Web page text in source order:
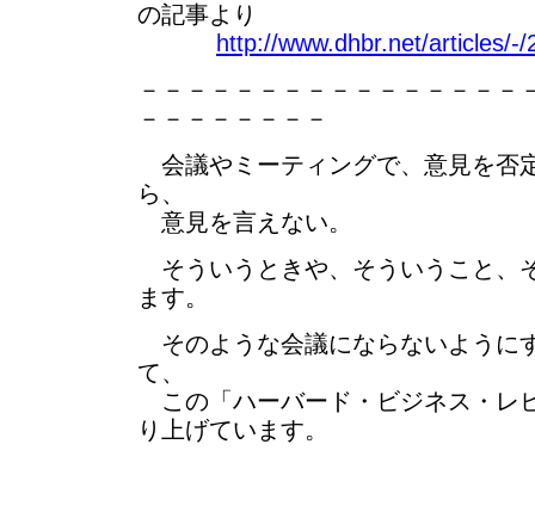
の記事より
http://www.dhbr.net/articles/-/
－－－－－－－－－－－－－－－－
－－－－－－－－
会議やミーティングで、意見を否
ら、
意見を言えない。
そういうときや、そういうこと、
ます。
そのような会議にならないように
て、
この「ハーバード・ビジネス・レ
り上げています。